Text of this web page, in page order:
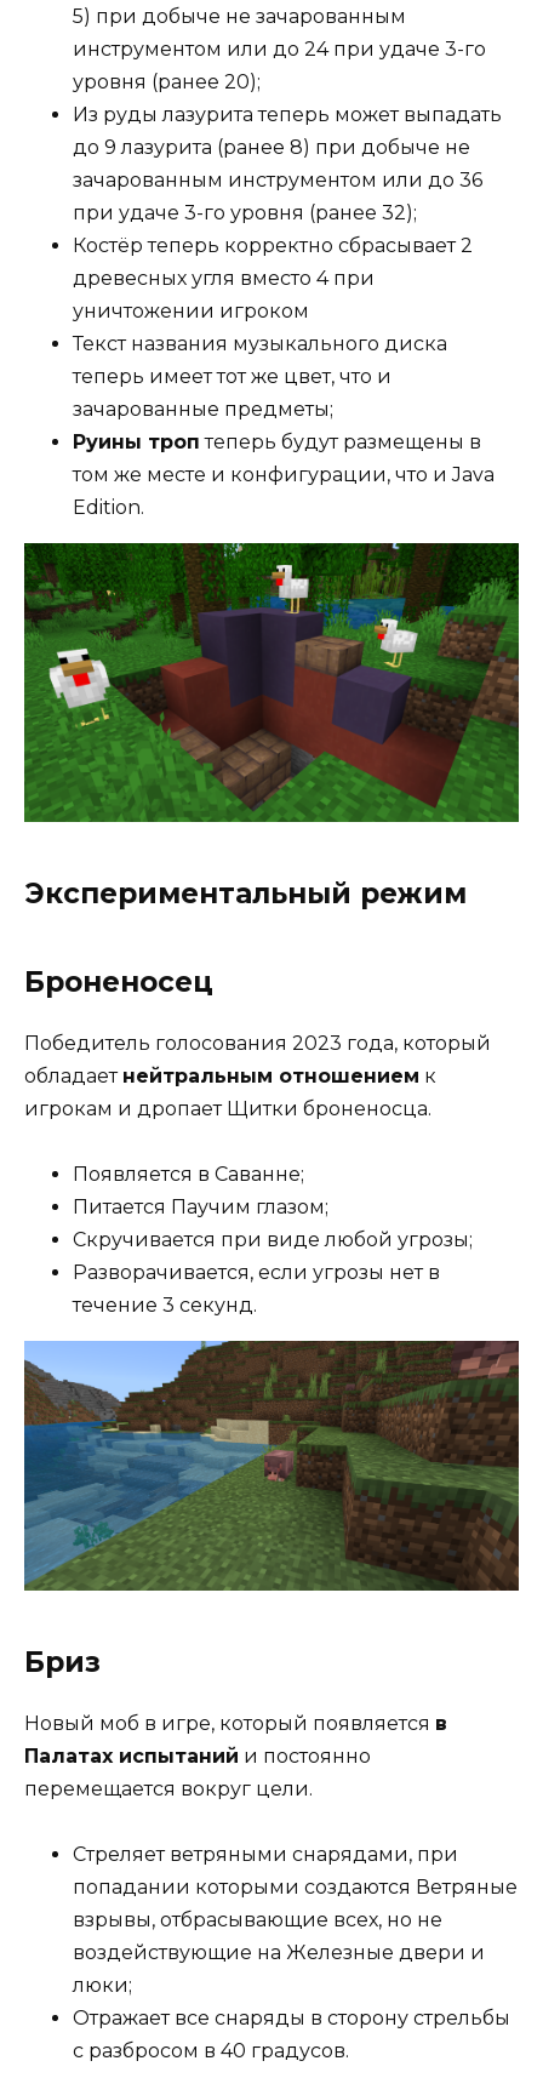
5) при добыче не зачарованным
инструментом или до 24 при удаче 3-го
уровня (ранее 20);
Из руды лазурита теперь может выпадать
до 9 лазурита (ранее 8) при добыче не
зачарованным инструментом или до 36
при удаче 3-го уровня (ранее 32);
Костёр теперь корректно сбрасывает 2
древесных угля вместо 4 при
уничтожении игроком
Текст названия музыкального диска
теперь имеет тот же цвет, что и
зачарованные предметы;
Руины троп теперь будут размещены в
том же месте и конфигурации, что и Java
Edition.
Экспериментальный режим
Броненосец
Победитель голосования 2023 года, который
обладает нейтральным отношением к
игрокам и дропает Щитки броненосца.
Появляется в Саванне;
Питается Паучим глазом;
Скручивается при виде любой угрозы;
Разворачивается, если угрозы нет в
течение 3 секунд.
Бриз
Новый моб в игре, который появляется в
Палатах испытаний и постоянно
перемещается вокруг цели.
Стреляет ветряными снарядами, при
попадании которыми создаются Ветряные
взрывы, отбрасывающие всех, но не
воздействующие на Железные двери и
люки;
Отражает все снаряды в сторону стрельбы
с разбросом в 40 градусов.